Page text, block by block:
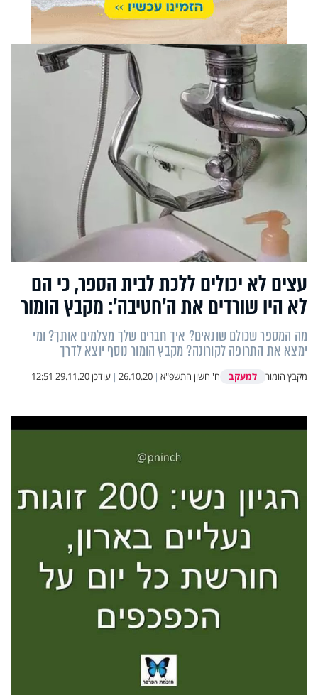
עצים לא יכולים ללכת לבית הספר, כי הם
לא היו שורדים את ה’חטיבה’: מקבץ הומור
מה המספר שכולם שונאים? איך חברים שלך מצלמים אותך? ומי
ימצא את התרופה לקורונה? מקבץ הומור נוסף יוצא לדרך
מקבץ הומור למעקב ח' חשון התשפ"א |
26.10.20
| עודכן29.11.20 12:51